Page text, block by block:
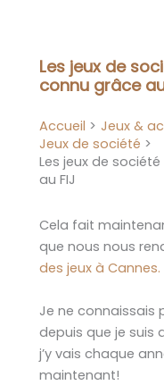
Les jeux de
connu grâce
Accueil
Jeux &
Jeux de société
Les jeux de
au FIJ
Cela fait
que nous nous
des jeux à Cannes.
Je ne connaissais
depuis que je suis
j’y vais chaque
maintenant!